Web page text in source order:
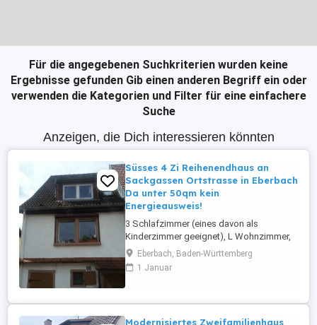
Für die angegebenen Suchkriterien wurden keine
Ergebnisse gefunden Gib einen anderen Begriff ein oder
verwenden die Kategorien und Filter für eine einfachere
Suche
Anzeigen, die Dich interessieren könnten
Süsses 4 Zi Reihenendhaus an
Sackgassen Ortstrasse in Eberbach
Da unter 50qm kein
Energieausweis!
3 Schlafzimmer (eines davon als
Kinderzimmer geeignet), L Wohnzimmer,
Einbauküche von 2021, Bad neu 2021,
ebenerdiger Keller 70m vom Neckar
gelegen: 30 km bis Heidelberg
Eberbach, Baden-Württemberg
1 Januar
Modernisiertes Zweifamilienhaus